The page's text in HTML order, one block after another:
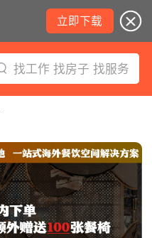
立即下载
找工作 找房子 找服务